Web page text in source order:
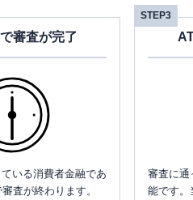
審査が完了
いる消費者金融であ
査が終わります。
STEP3
審査に通
能です。